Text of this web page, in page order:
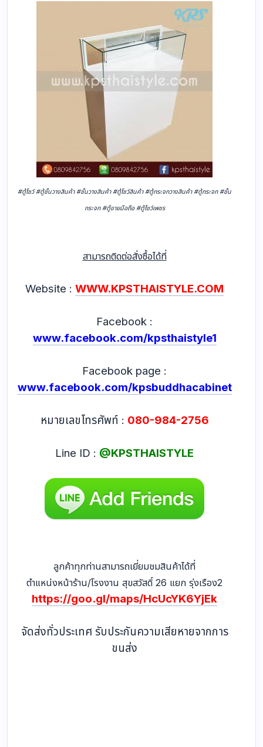
#ตู้โชว์ #ตู้ชั้นวางสินค้า #ชั้นวางสินค้า #ตู้โชว์สินค้า #ตู้กระจกวางสินค้า #ตู้กระจก #ชั้น
กระจก #ตู้ขายมือถือ #ตู้โชว์เพชร
สามารถติดต่อสั่งซื้อได้ที่
Website : WWW.KPSTHAISTYLE.COM
Facebook :
www.facebook.com/kpsthaistyle1
Facebook page :
www.facebook.com/kpsbuddhacabinet
หมายเลขโทรศัพท์ : 080-984-2756
Line ID : @KPSTHAISTYLE
ลูกค้าทุกท่านสามารถเยี่ยมชมสินค้าได้ที่
ตำแหน่งหน้าร้าน/โรงงาน สุขสวัสดิ์ 26 แยก รุ่งเรือง2
https://goo.gl/maps/HcUcYK6YjEk
จัดส่งทั่วประเทศ รับประกันความเสียหายจากการ
ขนส่ง